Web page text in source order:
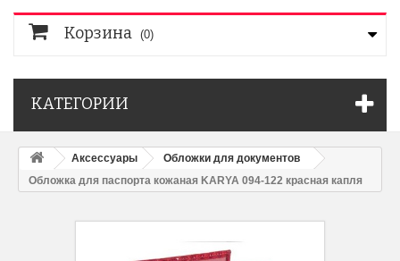
Корзина (0)
КАТЕГОРИИ
Аксессуары
Обложки для документов
Обложка для паспорта кожаная KARYA 094-122 красная капля